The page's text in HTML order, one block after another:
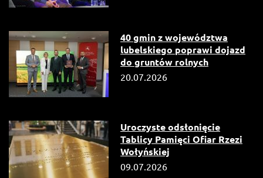
40 gmin z województwa
lubelskiego poprawi dojazd
do gruntów rolnych
20.07.2026
Uroczyste odsłonięcie
Tablicy Pamięci Ofiar Rzezi
Wołyńskiej
09.07.2026